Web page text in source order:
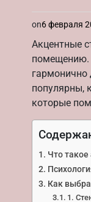
on6 февраля
Акцентные
помещению.
гармонично
популярны,
которые
Что
Как
1.